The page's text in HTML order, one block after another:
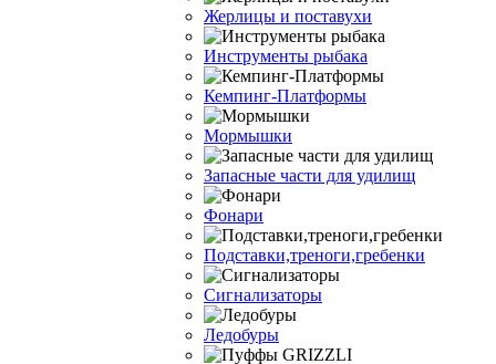
Жерлицы и поставухи
Инструменты рыбака
Кемпинг-Платформы
Мормышки
Запасные части для удилищ
Фонари
Подставки,треноги,гребенки
Сигнализаторы
Ледобуры